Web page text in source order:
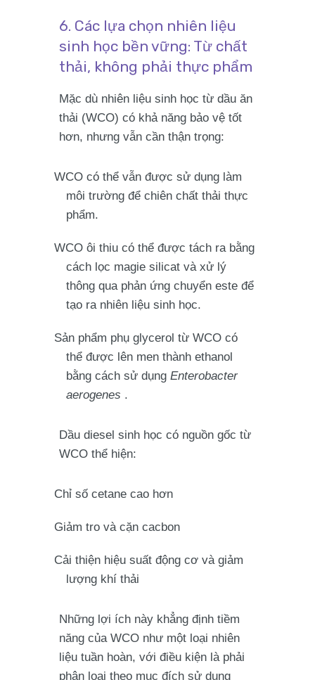
6. Các lựa chọn nhiên liệu
sinh học bền vững: Từ chất
thải, không phải thực phẩm
Mặc dù nhiên liệu sinh học từ dầu ăn
thải (WCO) có khả năng bảo vệ tốt
hơn, nhưng vẫn cần thận trọng:
WCO có thể vẫn được sử dụng làm
môi trường để chiên chất thải thực
phẩm.
WCO ôi thiu có thể được tách ra bằng
cách lọc magie silicat và xử lý
thông qua phản ứng chuyển este để
tạo ra nhiên liệu sinh học.
Sản phẩm phụ glycerol từ WCO có
thể được lên men thành ethanol
bằng cách sử dụng Enterobacter
aerogenes .
Dầu diesel sinh học có nguồn gốc từ
WCO thể hiện:
Chỉ số cetane cao hơn
Giảm tro và cặn cacbon
Cải thiện hiệu suất động cơ và giảm
lượng khí thải
Những lợi ích này khẳng định tiềm
năng của WCO như một loại nhiên
liệu tuần hoàn, với điều kiện là phải
phân loại theo mục đích sử dụng